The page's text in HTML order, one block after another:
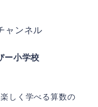
ャンネル
ー小学校
しく学べる算数の